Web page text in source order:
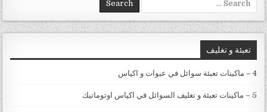
تعبئة و تغليف
4 – ماكينات تعبئة سوائل في عبوات و اكياس
5 – ماكينات تعبئة و تغليف السوائل في اكياس اوتوماتيك